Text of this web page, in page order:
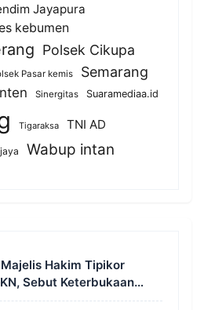
Jayapura
kebumen
Polsek Cikupa
Pasar kemis Semarang
Sinergitas Suaramediaa.id
Tigaraksa
TNI AD
Wabup intan
Hakim Tipikor
Sebut Keterbukaan
Pengawasan